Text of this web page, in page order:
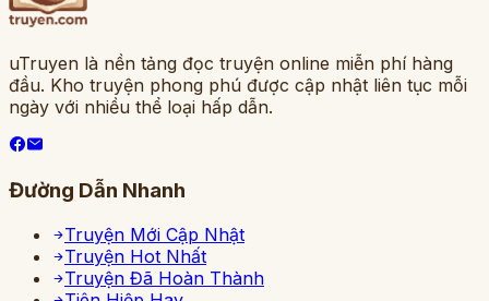
uTruyen là nền tảng đọc truyện online miễn phí hàng
đầu. Kho truyện phong phú được cập nhật liên tục mỗi
ngày với nhiều thể loại hấp dẫn.
Đường Dẫn Nhanh
Truyện Mới Cập Nhật
Truyện Hot Nhất
Truyện Đã Hoàn Thành